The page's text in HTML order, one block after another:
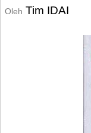
Oleh Tim IDAI